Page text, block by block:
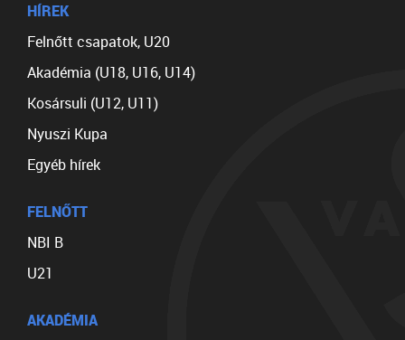
HÍREK
Felnőtt csapatok, U20
Akadémia (U18, U16, U14)
Kosársuli (U12, U11)
Nyuszi Kupa
Egyéb hírek
FELNŐTT
NBI B
U21
AKADÉMIA